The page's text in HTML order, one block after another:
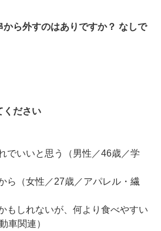
ら外すのはありですか？ なしで
ください
でいいと思う（男性／46歳／学
ら（女性／27歳／アパレル・繊
もしれないが、何より食べやすい
車関連）